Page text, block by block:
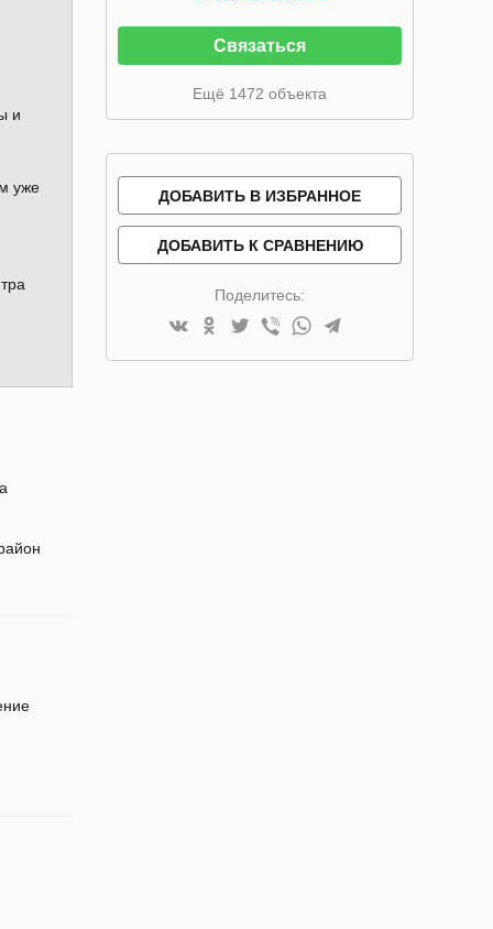
и
уже
Связаться
Ещё 1472 объекта
ДОБАВИТЬ В ИЗБРАННОЕ
ДОБАВИТЬ К СРАВНЕНИЮ
Поделитесь: